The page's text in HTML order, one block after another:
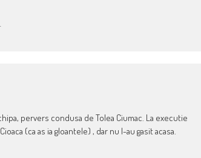
pervers condusa de Tolea Ciumac. La executie
(ca as ia gloantele) , dar nu l-au gasit acasa.